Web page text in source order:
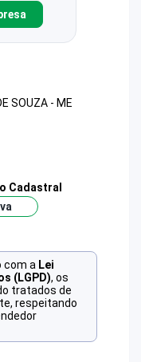
SOUZA - ME
Cadastral
com a Lei
(LGPD), os
tratados de
respeitando